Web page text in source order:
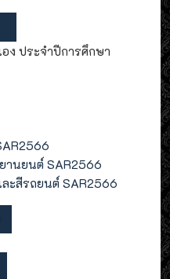
ง ประจำปีการศึกษา
านยนต์ SAR2566
ะสีรถยนต์ SAR2566